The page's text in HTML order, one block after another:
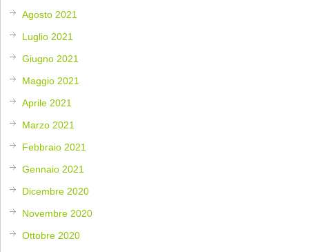
Agosto 2021
Luglio 2021
Giugno 2021
Maggio 2021
Aprile 2021
Marzo 2021
Febbraio 2021
Gennaio 2021
Dicembre 2020
Novembre 2020
Ottobre 2020